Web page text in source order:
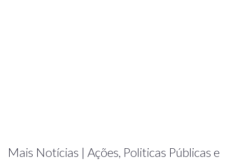
Mais Notícias | Ações, Politicas Públicas e